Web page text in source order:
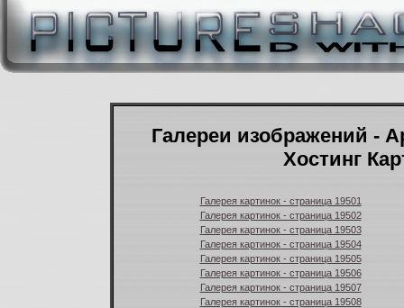
Галереи изображений -
Хостинг
Галерея картинок - страница 19501
Галерея картинок - страница 19502
Галерея картинок - страница 19503
Галерея картинок - страница 19504
Галерея картинок - страница 19505
Галерея картинок - страница 19506
Галерея картинок - страница 19507
Галерея картинок - страница 19508